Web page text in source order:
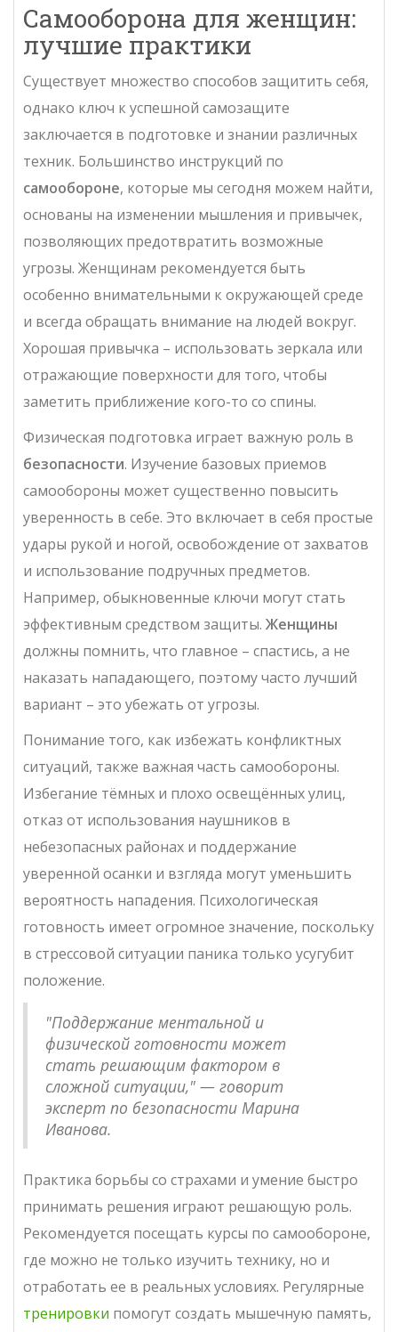
Самооборона для женщин:
лучшие практики
Существует множество способов защитить себя,
однако ключ к успешной самозащите
заключается в подготовке и знании различных
техник. Большинство инструкций по
самообороне, которые мы сегодня можем найти,
основаны на изменении мышления и привычек,
позволяющих предотвратить возможные
угрозы. Женщинам рекомендуется быть
особенно внимательными к окружающей среде
и всегда обращать внимание на людей вокруг.
Хорошая привычка – использовать зеркала или
отражающие поверхности для того, чтобы
заметить приближение кого-то со спины.
Физическая подготовка играет важную роль в
безопасности. Изучение базовых приемов
самообороны может существенно повысить
уверенность в себе. Это включает в себя простые
удары рукой и ногой, освобождение от захватов
и использование подручных предметов.
Например, обыкновенные ключи могут стать
эффективным средством защиты. Женщины
должны помнить, что главное – спастись, а не
наказать нападающего, поэтому часто лучший
вариант – это убежать от угрозы.
Понимание того, как избежать конфликтных
ситуаций, также важная часть самообороны.
Избегание тёмных и плохо освещённых улиц,
отказ от использования наушников в
небезопасных районах и поддержание
уверенной осанки и взгляда могут уменьшить
вероятность нападения. Психологическая
готовность имеет огромное значение, поскольку
в стрессовой ситуации паника только усугубит
положение.
"Поддержание ментальной и
физической готовности может
стать решающим фактором в
сложной ситуации," — говорит
эксперт по безопасности Марина
Иванова.
Практика борьбы со страхами и умение быстро
принимать решения играют решающую роль.
Рекомендуется посещать курсы по самообороне,
где можно не только изучить технику, но и
отработать ее в реальных условиях. Регулярные
тренировки помогут создать мышечную память,